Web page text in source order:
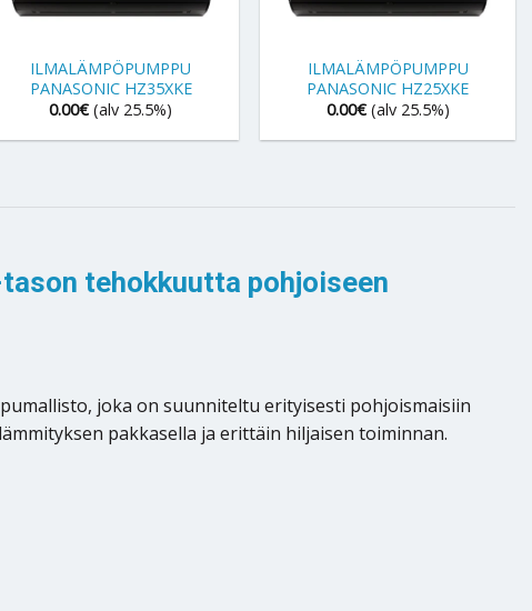
ILMALÄMPÖPUMPPU
PANASONIC HZ35XKE
0.00€ (alv 25.5%)
ILMALÄMPÖPUMPPU
PANASONIC HZ25XKE
0.00€ (alv 25.5%)
tehokkuutta pohjoiseen
joka on suunniteltu erityisesti pohjoismaisiin
pakkasella ja erittäin hiljaisen toiminnan.